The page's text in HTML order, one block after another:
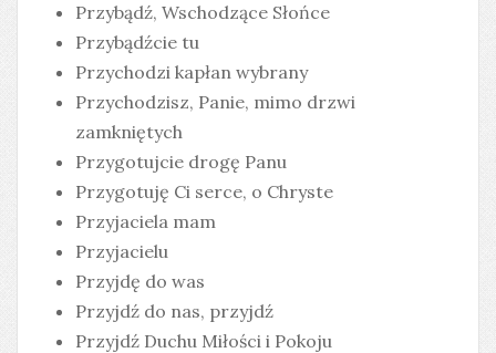
Przybądź, Wschodzące Słońce
Przybądźcie tu
Przychodzi kapłan wybrany
Przychodzisz, Panie, mimo drzwi
zamkniętych
Przygotujcie drogę Panu
Przygotuję Ci serce, o Chryste
Przyjaciela mam
Przyjacielu
Przyjdę do was
Przyjdź do nas, przyjdź
Przyjdź Duchu Miłości i Pokoju